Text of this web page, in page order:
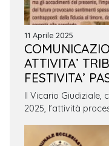
11 Aprile 2025
ATTIVITA’
FESTIVITA’
Il Vicario Giudiziale,
2025, l’attività